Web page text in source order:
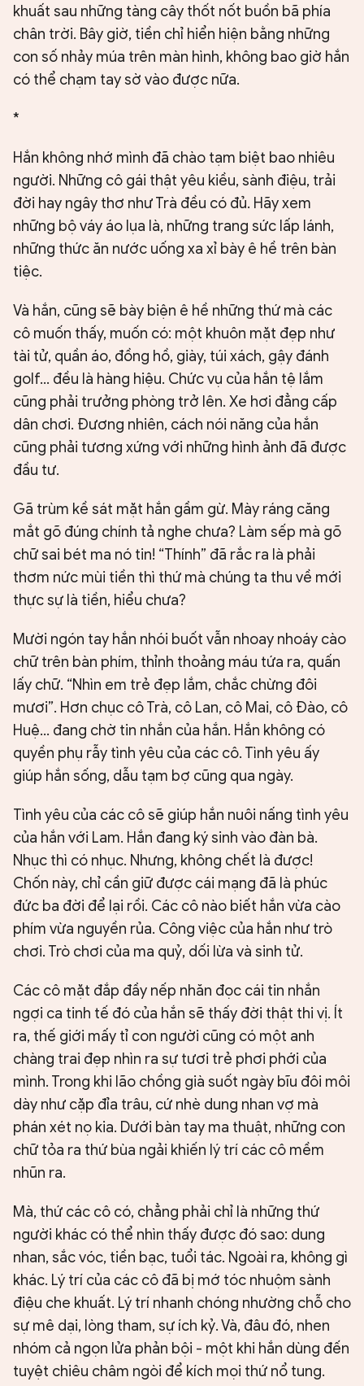
khuất sau những tàng cây thốt nốt buồn bã phía
chân trời. Bây giờ, tiền chỉ hiển hiện bằng những
con số nhảy múa trên màn hình, không bao giờ hắn
có thể chạm tay sờ vào được nữa.
*
Hắn không nhớ mình đã chào tạm biệt bao nhiêu
người. Những cô gái thật yêu kiều, sành điệu, trải
đời hay ngây thơ như Trà đều có đủ. Hãy xem
những bộ váy áo lụa là, những trang sức lấp lánh,
những thức ăn nước uống xa xỉ bày ê hề trên bàn
tiệc.
Và hắn, cũng sẽ bày biện ê hề những thứ mà các
cô muốn thấy, muốn có: một khuôn mặt đẹp như
tài tử, quần áo, đồng hồ, giày, túi xách, gậy đánh
golf... đều là hàng hiệu. Chức vụ của hắn tệ lắm
cũng phải trưởng phòng trở lên. Xe hơi đẳng cấp
dân chơi. Đương nhiên, cách nói năng của hắn
cũng phải tương xứng với những hình ảnh đã được
đầu tư.
Gã trùm kề sát mặt hắn gầm gừ. Mày ráng căng
mắt gõ đúng chính tả nghe chưa? Làm sếp mà gõ
chữ sai bét ma nó tin! “Thính” đã rắc ra là phải
thơm nức mùi tiền thì thứ mà chúng ta thu về mới
thực sự là tiền, hiểu chưa?
Mười ngón tay hắn nhói buốt vẫn nhoay nhoáy cào
chữ trên bàn phím, thỉnh thoảng máu tứa ra, quấn
lấy chữ. “Nhìn em trẻ đẹp lắm, chắc chừng đôi
mươi”. Hơn chục cô Trà, cô Lan, cô Mai, cô Đào, cô
Huệ... đang chờ tin nhắn của hắn. Hắn không có
quyền phụ rẫy tình yêu của các cô. Tình yêu ấy
giúp hắn sống, dẫu tạm bợ cũng qua ngày.
Tình yêu của các cô sẽ giúp hắn nuôi nấng tình yêu
của hắn với Lam. Hắn đang ký sinh vào đàn bà.
Nhục thì có nhục. Nhưng, không chết là được!
Chốn này, chỉ cần giữ được cái mạng đã là phúc
đức ba đời để lại rồi. Các cô nào biết hắn vừa cào
phím vừa nguyền rủa. Công việc của hắn như trò
chơi. Trò chơi của ma quỷ, dối lừa và sinh tử.
Các cô mặt đắp đầy nếp nhăn đọc cái tin nhắn
ngợi ca tinh tế đó của hắn sẽ thấy đời thật thi vị. Ít
ra, thế giới mấy tỉ con người cũng có một anh
chàng trai đẹp nhìn ra sự tươi trẻ phơi phới của
mình. Trong khi lão chồng già suốt ngày bĩu đôi môi
dày như cặp đỉa trâu, cứ nhè dung nhan vợ mà
phán xét nọ kia. Dưới bàn tay ma thuật, những con
chữ tỏa ra thứ bùa ngải khiến lý trí các cô mềm
nhũn ra.
Mà, thứ các cô có, chẳng phải chỉ là những thứ
người khác có thể nhìn thấy được đó sao: dung
nhan, sắc vóc, tiền bạc, tuổi tác. Ngoài ra, không gì
khác. Lý trí của các cô đã bị mớ tóc nhuộm sành
điệu che khuất. Lý trí nhanh chóng nhường chỗ cho
sự mê dại, lòng tham, sự ích kỷ. Và, đâu đó, nhen
nhóm cả ngọn lửa phản bội - một khi hắn dùng đến
tuyệt chiêu châm ngòi để kích mọi thứ nổ tung.